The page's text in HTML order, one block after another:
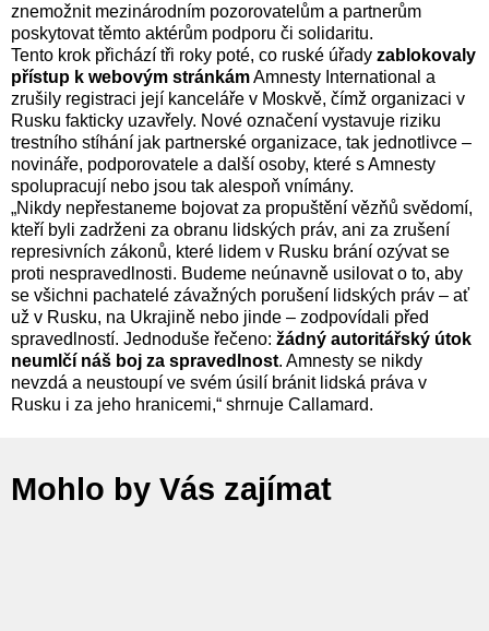
znemožnit mezinárodním pozorovatelům a partnerům
poskytovat těmto aktérům podporu či solidaritu.
Tento krok přichází tři roky poté, co ruské úřady zablokovaly
přístup k webovým stránkámAmnesty International a
zrušily registraci její kanceláře v Moskvě, čímž organizaci v
Rusku fakticky uzavřely. Nové označení vystavuje riziku
trestního stíhání jak partnerské organizace, tak jednotlivce –
novináře, podporovatele a další osoby, které s Amnesty
spolupracují nebo jsou tak alespoň vnímány.
„Nikdy nepřestaneme bojovat za propuštění vězňů svědomí,
kteří byli zadrženi za obranu lidských práv, ani za zrušení
represivních zákonů, které lidem v Rusku brání ozývat se
proti nespravedlnosti. Budeme neúnavně usilovat o to, aby
se všichni pachatelé závažných porušení lidských práv – ať
už v Rusku, na Ukrajině nebo jinde – zodpovídali před
spravedlností. Jednoduše řečeno: žádný autoritářský útok
neumlčí náš boj za spravedlnost. Amnesty se nikdy
nevzdá a neustoupí ve svém úsilí bránit lidská práva v
Rusku i za jeho hranicemi,“ shrnuje Callamard.
Mohlo by Vás zajímat